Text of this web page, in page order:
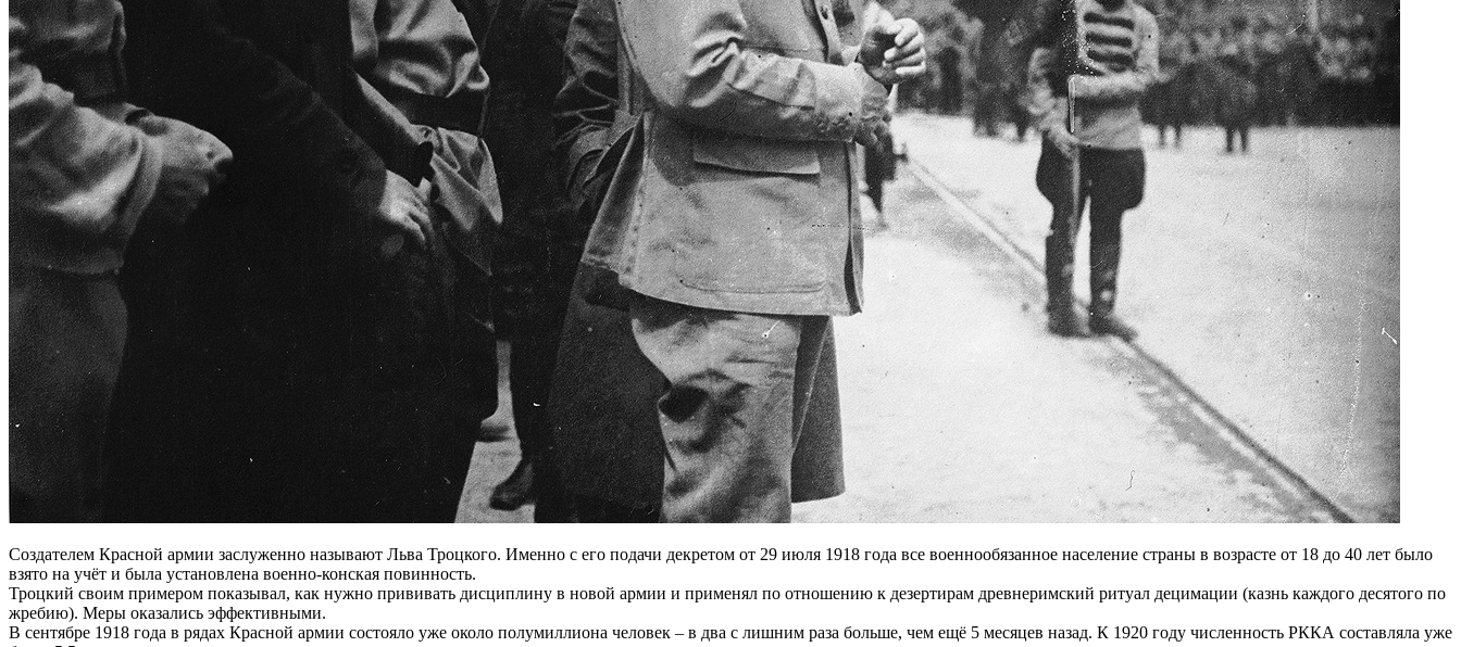
Создателем Красной армии заслуженно называют Льва Троцкого. Именно с его подачи декретом от 29 июля 1918 года все военнообязанное население страны в возрасте от 18 до 40 лет было
взято на учёт и была установлена военно-конская повинность.
Троцкий своим примером показывал, как нужно прививать дисциплину в новой армии и применял по отношению к дезертирам древнеримский ритуал децимации (казнь каждого десятого по
жребию). Меры оказались эффективными.
В сентябре 1918 года в рядах Красной армии состояло уже около полумиллиона человек – в два с лишним раза больше, чем ещё 5 месяцев назад. К 1920 году численность РККА составляла уже